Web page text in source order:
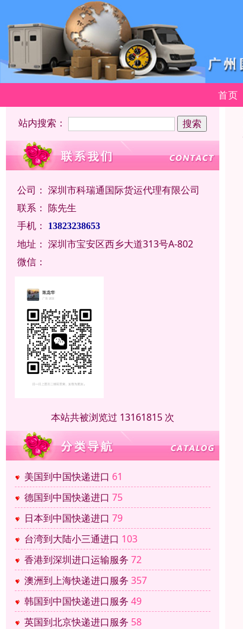
首页
站内搜索：
公司： 深圳市科瑞通国际货运代理有限公司
联系： 陈先生
手机：
13823238653
地址： 深圳市宝安区西乡大道313号A-802
微信：
本站共被浏览过 13161815 次
美国到中国快递进口 61
德国到中国快递进口 75
日本到中国快递进口 79
台湾到大陆小三通进口 103
香港到深圳进口运输服务 72
澳洲到上海快递进口服务 357
韩国到中国快递进口服务 49
英国到北京快递进口服务 58